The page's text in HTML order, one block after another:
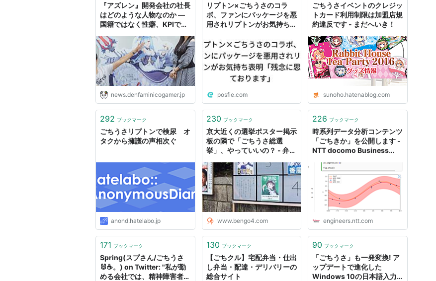
『アズレン』開発会社の社長
はどのような人物なのか ―
国籍ではなく性癖、KPIでは
『ごちうさ』【2周年記念イ
ンタビュー】
news.denfaminicogamer.jp
リプトン×ごちうさのコラ
ボ、ファンにパッケージを悪
用されリプトンがお気持ち表
posfie.com
ごちうさイベントのクレジッ
トカード利用制限は加盟店規
約違反です - まだへいき！
sunoho.hatenablog.com
292 ブックマーク
ごちうさリプトンで検尿 オ
タクから擁護の声相次ぐ
anond.hatelabo.jp
230 ブックマーク
京大近くの選挙ポスター掲示
板の隣で「ごちうさ総選
挙」、やっていいの？ - 弁護
www.bengo4.com
226 ブックマーク
時系列データ分析コンテンツ
「ごちきか」を公開します -
NTT docomo Business
engineers.ntt.com
171 ブックマーク
Spring(スプさん/ごちうさ
🐰☕。) on Twitter: "私が勤
める会社では、精神障害者を
130 ブックマーク
【ごちクル】宅配弁当・仕出
し弁当・配達・デリバリーの
総合サイト
90 ブックマーク
「ごちうさ」も一発変換! ア
ップデートで進化した
Windows 10の日本語入力